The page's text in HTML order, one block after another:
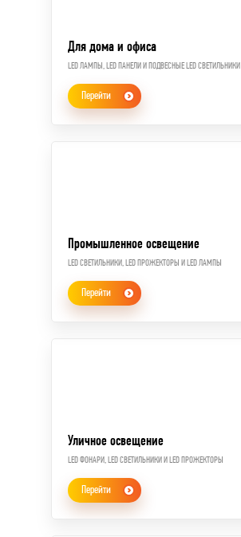
Перейти
Для дома и офиса
LED ЛАМПЫ, LED ПАНЕЛИ И ПОДВЕСНЫЕ LED СВЕТИЛЬНИКИ
Перейти
Промышленное освещение
LED СВЕТИЛЬНИКИ, LED ПРОЖЕКТОРЫ И LED ЛАМПЫ
Перейти
Уличное освещение
LED ФОНАРИ, LED СВЕТИЛЬНИКИ И LED ПРОЖЕКТОРЫ